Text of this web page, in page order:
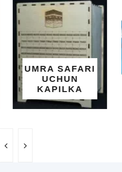
INTEX EASY
SET BASSEYN
| 183X51 SM |
OSON
O'RNATILUVCHI
YOZGI
SALQINLIK VA
MAROQ